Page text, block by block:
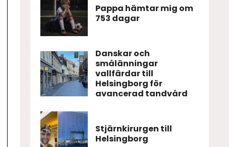
Pappa hämtar mig om
753 dagar
Danskar och
smålänningar
vallfärdar till
Helsingborg för
avancerad tandvård
Stjärnkirurgen till
Helsingborg